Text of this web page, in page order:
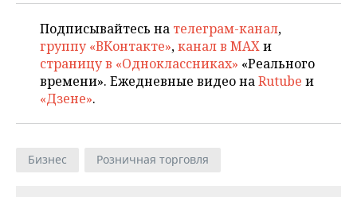
Подписывайтесь на телеграм-канал,
группу «ВКонтакте»,канал в MAXи
страницу в «Одноклассниках» «Реального
времени». Ежедневные видео наRutube и
«Дзене».
Бизнес Розничная торговля